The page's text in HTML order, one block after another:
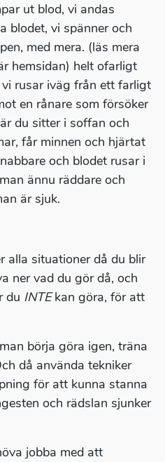
ut blod, vi andas
blodet, vi spänner och
med mera. (läs mera
hemsidan) helt ofarligt
rusar iväg från ett farligt
en rånare som försöker
du sitter i soffan och
får minnen och hjärtat
och blodet rusar i
ännu räddare och
är sjuk.
alla situationer då du blir
ner vad du gör då, och
du INTEkan göra, för att
börja göra igen, träna
då använda tekniker
för att kunna stanna
och rädslan sjunker
jobba med att